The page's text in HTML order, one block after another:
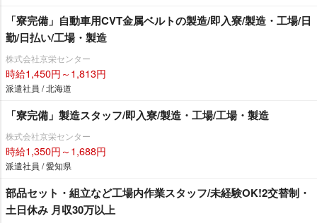
「寮完備」自動車用CVT金属ベルトの製造/即入寮/製造・工場/日
勤/日払い/工場・製造
株式会社京栄センター
時給1,450円～1,813円
派遣社員 / 北海道
「寮完備」製造スタッフ/即入寮/製造・工場/工場・製造
株式会社京栄センター
時給1,350円～1,688円
派遣社員 / 愛知県
部品セット・組立など工場内作業スタッフ/未経験OK!2交替制・
土日休み 月収30万以上